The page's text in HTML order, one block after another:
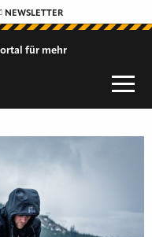
NEWSLETTER
für mehr